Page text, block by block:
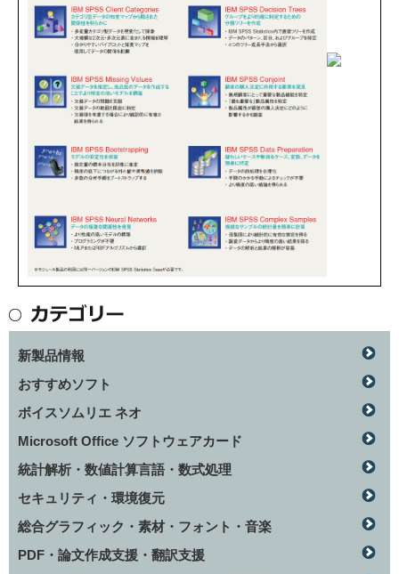
新製品情報
おすすめソフト
ボイスソムリエ ネオ
Microsoft Office ソフトウェアカード
統計解析・数値計算言語・数式処理
セキュリティ・環境復元
総合グラフィック・素材・フォント・音楽
PDF・論文作成支援・翻訳支援